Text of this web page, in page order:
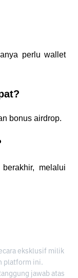
perlu wallet
bonus airdrop.
melalui
eksklusif milik
platform ini.
jawab atas